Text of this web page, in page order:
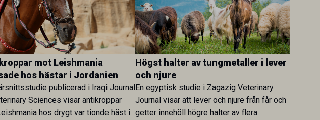
mot Leishmania
hos hästar i Jordanien
publicerad i Iraqi Journal
Sciences visar antikroppar
hos drygt var tionde häst i
Högst halter av tungmetaller i lever
och njure
En egyptisk studie i Zagazig Veterinary
Journal visar att lever och njure från får och
getter innehöll högre halter av flera